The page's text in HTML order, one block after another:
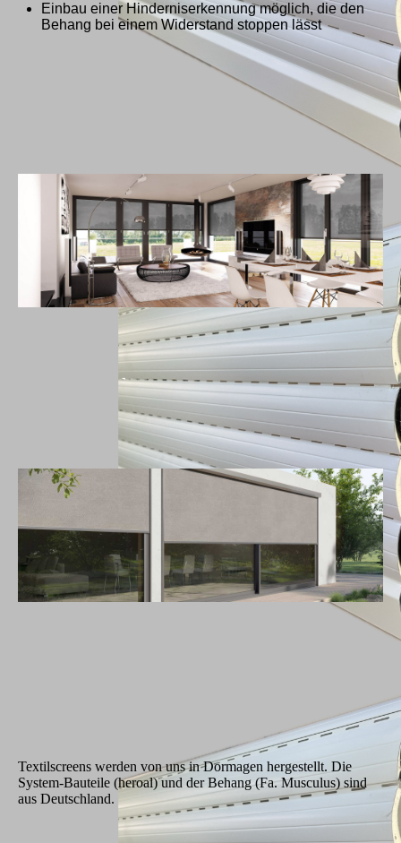
Einbau einer Hinderniserkennung möglich, die den
Behang bei einem Widerstand stoppen lässt
Textilscreens werden von uns in Dormagen hergestellt. Die
System-Bauteile (heroal) und der Behang (Fa. Musculus) sind
aus Deutschland.